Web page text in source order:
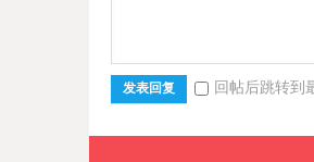
发表回复 回帖后跳转到